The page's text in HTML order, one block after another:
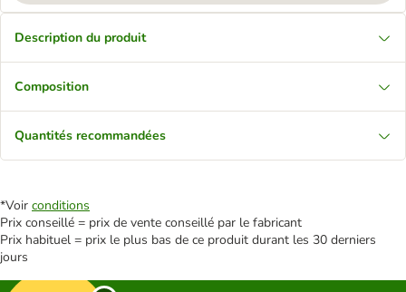
Description du produit
Composition
Quantités recommandées
*Voir conditions
Prix conseillé = prix de vente conseillé par le fabricant
Prix habituel = prix le plus bas de ce produit durant les 30 derniers
jours